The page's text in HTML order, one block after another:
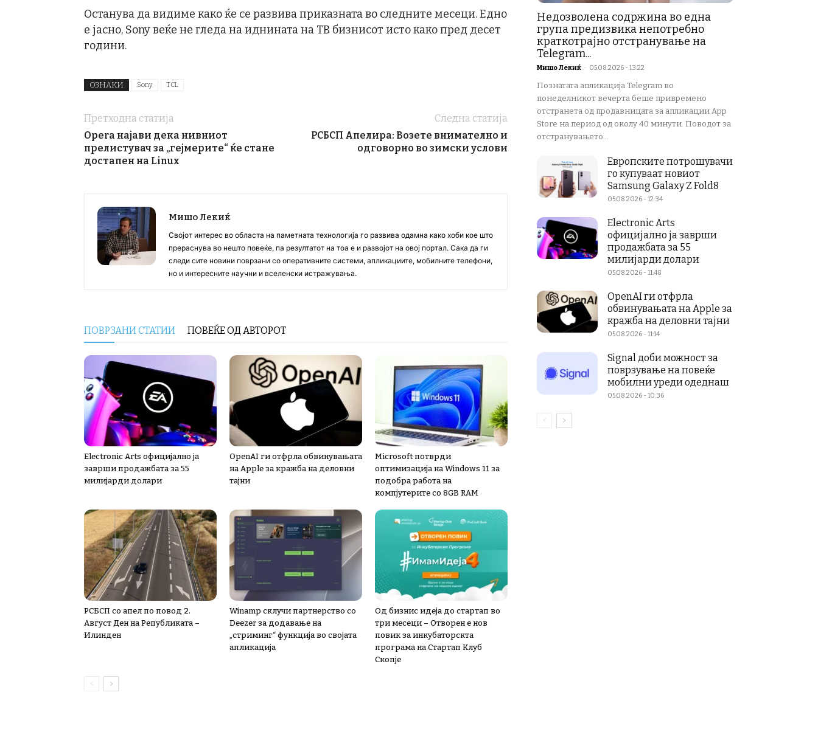
Останува да видиме како ќе се развива приказната во следните месеци. Едно
е јасно, Sony веќе не гледа на иднината на ТВ бизнисот исто како пред десет
години.
ОЗНАКИ Sony TCL
Претходна статија
Opera најави дека нивниот
прелистувач за „гејмерите“ ќе стане
достапен на Linux
Следна статија
РСБСП Апелира: Возете внимателно и
одговорно во зимски услови
Мишо Лекиќ
Својот интерес во областа на паметната технологија го развива одамна како хоби кое што
прераснува во нешто повеќе, па резултатот на тоа е и развојот на овој портал. Сака да ги
следи сите новини поврзани со оперативните системи, апликациите, мобилните телефони,
но и интересните научни и вселенски истражувања.
ПОВРЗАНИ СТАТИИ ПОВЕЌЕ ОД АВТОРОТ
Electronic Arts официјално ја
заврши продажбата за 55
милијарди долари
OpenAI ги отфрла обвинувањата
на Apple за кражба на деловни
тајни
Microsoft потврди
оптимизација на Windows 11 за
подобра работа на
компјутерите со 8GB RAM
РСБСП со апел по повод 2.
Август Ден на Републиката –
Илинден
Winamp склучи партнерство со
Deezer за додавање на
„стриминг“ функција во својата
апликација
Од бизнис идеја до стартап во
три месеци – Отворен е нов
повик за инкубаторскта
програма на Стартап Клуб
Скопје
Недозволена содржина во една
група предизвика непотребно
краткотрајно отстранување на
Telegram...
Мишо Лекиќ - 05.08.2026 - 13:22
Познатата апликација Telegram во
понеделникот вечерта беше привремено
отстранета од продавницата за апликации App
Store на период од околу 40 минути. Поводот за
отстранувањето...
Европските потрошувачи
го купуваат новиот
Samsung Galaxy Z Fold8
05.08.2026 - 12:34
Electronic Arts
официјално ја заврши
продажбата за 55
милијарди долари
05.08.2026 - 11:48
OpenAI ги отфрла
обвинувањата на Apple за
кражба на деловни тајни
05.08.2026 - 11:14
Signal доби можност за
поврзување на повеќе
мобилни уреди одеднаш
05.08.2026 - 10:36